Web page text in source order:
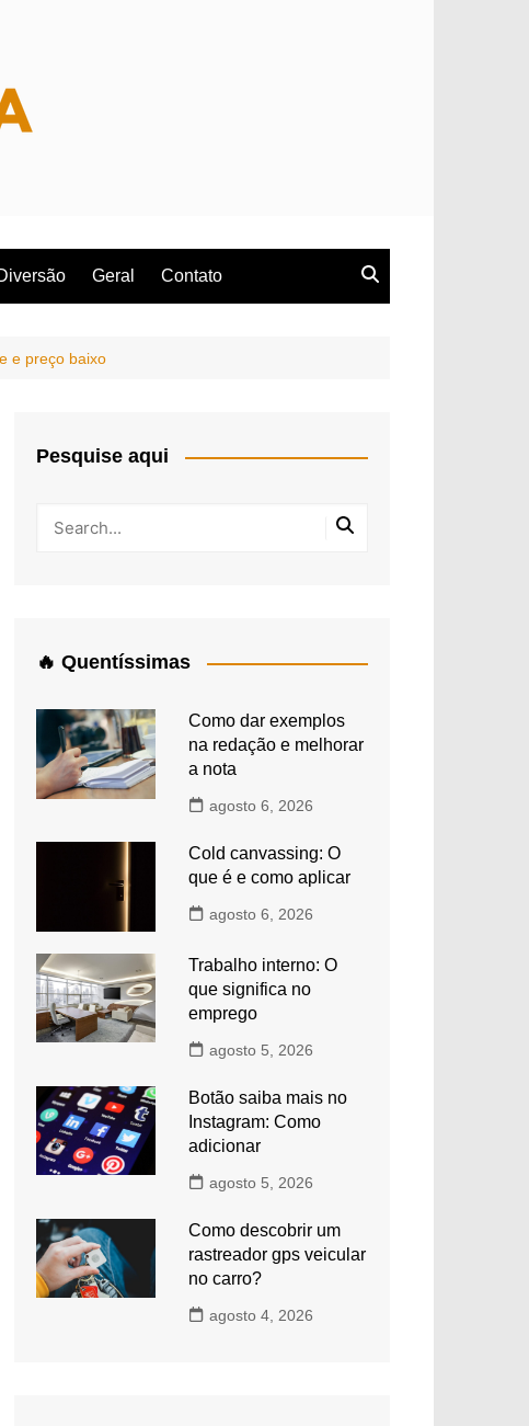
Geral Contato
e preço baixo
Pesquise aqui
🔥 Quentíssimas
Como dar exemplos
na redação e melhorar
a nota
agosto 6, 2026
Cold canvassing: O
que é e como aplicar
agosto 6, 2026
Trabalho interno: O
que significa no
emprego
agosto 5, 2026
Botão saiba mais no
Instagram: Como
adicionar
agosto 5, 2026
Como descobrir um
rastreador gps veicular
no carro?
agosto 4, 2026